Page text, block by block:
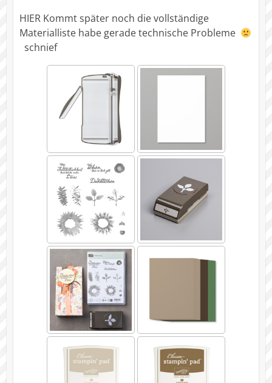
HIER Kommt später noch die vollständige
Materialliste habe gerade technische Probleme
schnief